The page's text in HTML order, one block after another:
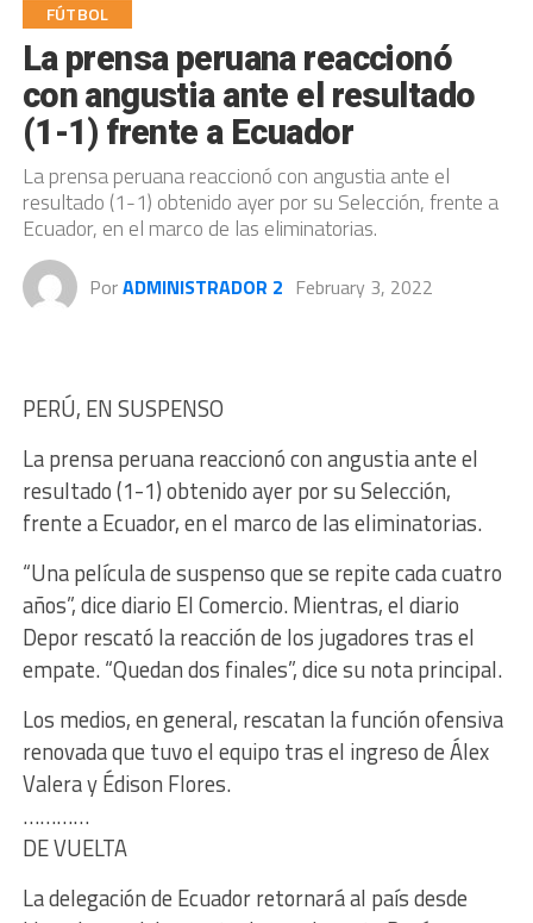
FÚTBOL
La prensa peruana reaccionó
con angustia ante el resultado
(1-1) frente a Ecuador
La prensa peruana reaccionó con angustia ante el
resultado (1-1) obtenido ayer por su Selección, frente a
Ecuador, en el marco de las eliminatorias.
PorADMINISTRADOR 2 February 3, 2022
PERÚ, EN SUSPENSO
La prensa peruana reaccionó con angustia ante el
resultado (1-1) obtenido ayer por su Selección,
frente a Ecuador, en el marco de las eliminatorias.
“Una película de suspenso que se repite cada cuatro
años”, dice diario El Comercio. Mientras, el diario
Depor rescató la reacción de los jugadores tras el
empate. “Quedan dos finales”, dice su nota principal.
Los medios, en general, rescatan la función ofensiva
renovada que tuvo el equipo tras el ingreso de Álex
Valera y Édison Flores.
…………
DE VUELTA
La delegación de Ecuador retornará al país desde